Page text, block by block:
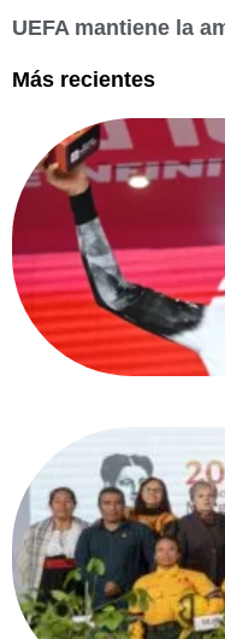
UEFA mantiene la
Más recientes